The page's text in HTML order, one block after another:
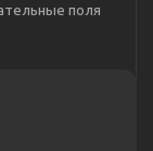
поля